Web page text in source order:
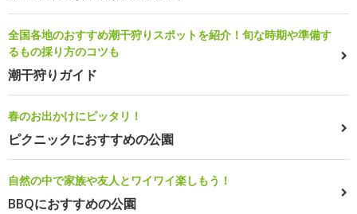
全国各地のおすすめ潮干狩りスポットを紹介！旬な時期や準備す
るもの採り方のコツも
潮干狩りガイド
春のお出かけにピッタリ！
ピクニックにおすすめの公園
自然の中で家族や友人とワイワイ楽しもう！
BBQにおすすめの公園